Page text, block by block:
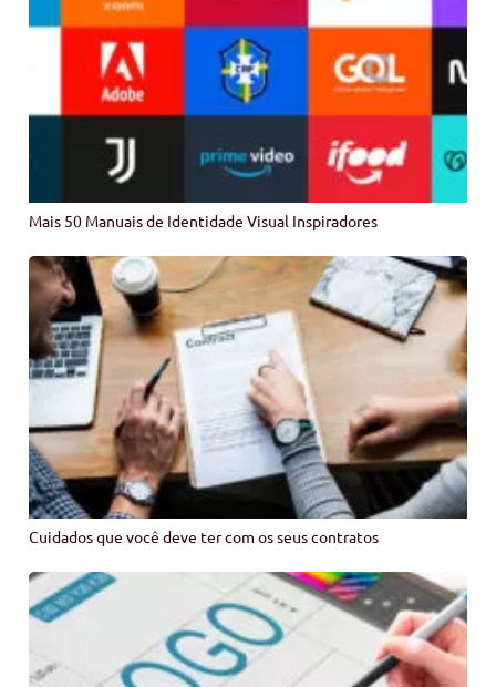
Mais 50 Manuais de Identidade Visual Inspiradores
Cuidados que você deve ter com os seus contratos